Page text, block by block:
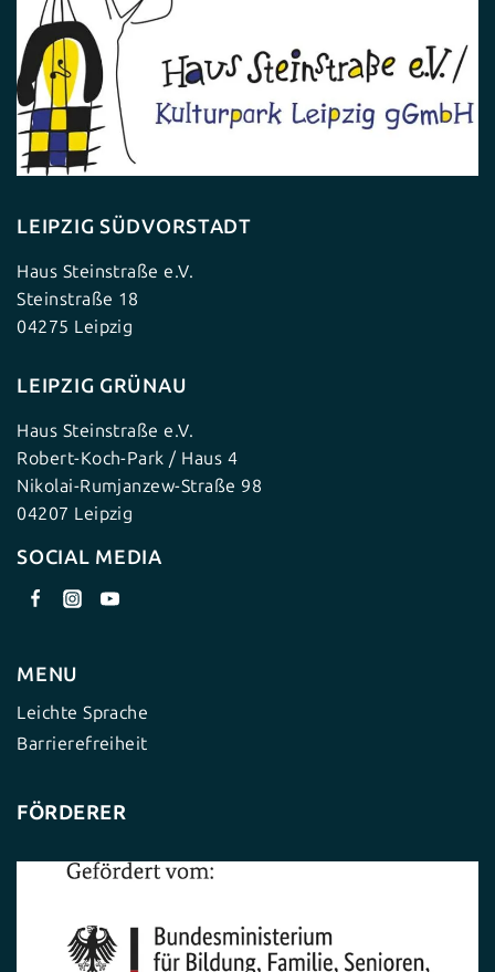
LEIPZIG SÜDVORSTADT
Haus Steinstraße e.V.
Steinstraße 18
04275 Leipzig
LEIPZIG GRÜNAU
Haus Steinstraße e.V.
Robert-Koch-Park / Haus 4
Nikolai-Rumjanzew-Straße 98
04207 Leipzig
SOCIAL MEDIA
MENU
Leichte Sprache
Barrierefreiheit
FÖRDERER